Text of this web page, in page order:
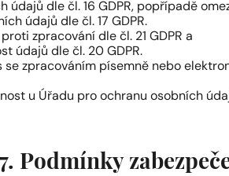
údajů dle čl. 16 GDPR, popřípadě
údajů dle čl. 17 GDPR.
zpracování dle čl. 21 GDPR a
údajů dle čl. 20 GDPR.
se zpracováním písemně nebo
u Úřadu pro ochranu osobních
Podmínky